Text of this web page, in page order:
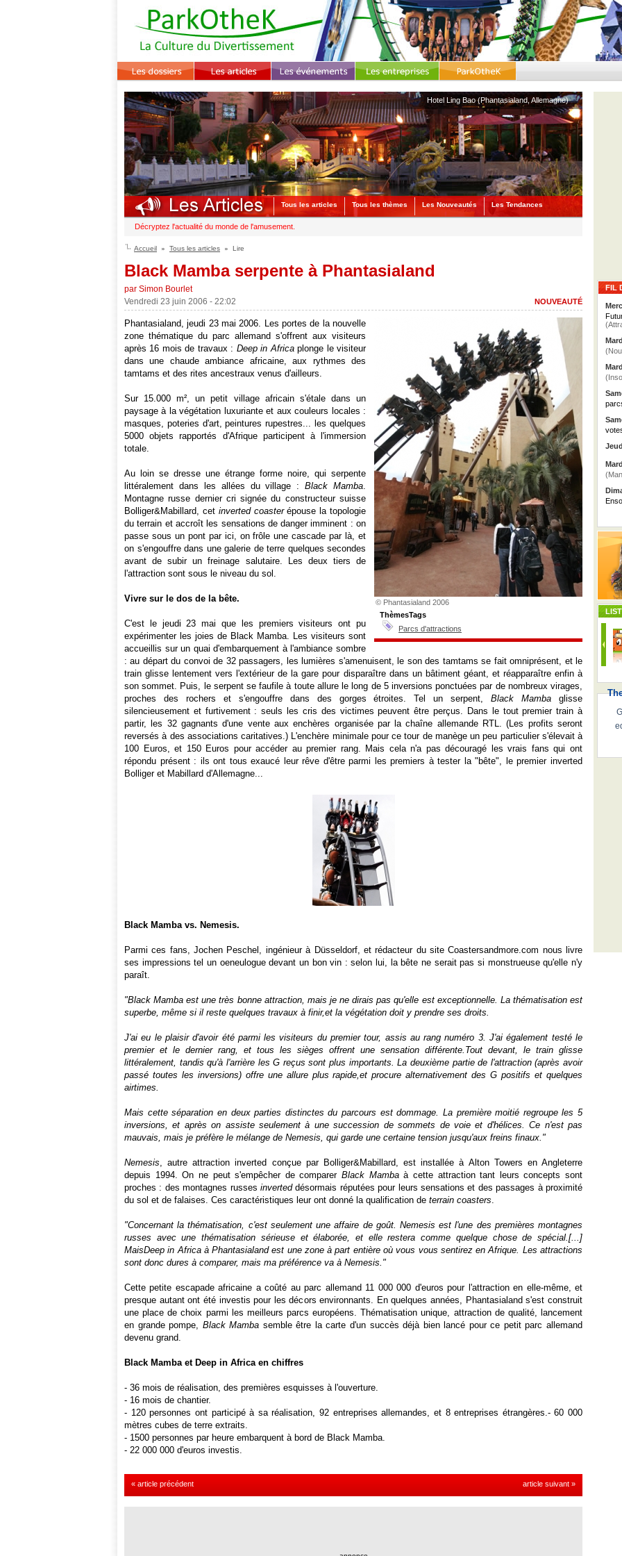
Hotel Ling Bao (Phantasialand, Allemagne)
Tous les articles Tous les thèmes Les Nouveautés Les Tendances
Décryptez l'actualité du monde de l'amusement.
Accueil Tous les articles Lire
Black Mamba serpente à Phantasialand
par Simon Bourlet
NOUVEAUTÉ
Vendredi 23 juin 2006 - 22:02
© Phantasialand 2006
ThèmesTags
Parcs d'attractions
Phantasialand, jeudi 23 mai 2006. Les portes de la nouvelle
zone thématique du parc allemand s'offrent aux visiteurs
après 16 mois de travaux : Deep in Africaplonge le visiteur
dans une chaude ambiance africaine, aux rythmes des
tamtams et des rites ancestraux venus d'ailleurs.
Sur 15.000 m², un petit village africain s'étale dans un
paysage à la végétation luxuriante et aux couleurs locales :
masques, poteries d'art, peintures rupestres... les quelques
5000 objets rapportés d'Afrique participent à l'immersion
totale.
Au loin se dresse une étrange forme noire, qui serpente
littéralement dans les allées du village :Black Mamba.
Montagne russe dernier cri signée du constructeur suisse
Bolliger&Mabillard, cet inverted coasterépouse la topologie
du terrain et accroît les sensations de danger imminent : on
passe sous un pont par ici, on frôle une cascade par là, et
on s'engouffre dans une galerie de terre quelques secondes
avant de subir un freinage salutaire. Les deux tiers de
l'attraction sont sous le niveau du sol.
Vivre sur le dos de la bête.
C'est le jeudi 23 mai que les premiers visiteurs ont pu
expérimenter les joies de Black Mamba. Les visiteurs sont
accueillis sur un quai d'embarquement à l'ambiance sombre
:au départ du convoi de 32 passagers, les lumières s'amenuisent, le son des tamtams se fait omniprésent, et le
train glisse lentement vers l'extérieur de la gare pour disparaître dans un bâtiment géant, et réapparaître enfin à
son sommet. Puis, le serpent se faufile à toute allure le long de 5 inversions ponctuées par de nombreux virages,
proches des rochers et s'engouffre dans des gorges étroites. Tel un serpent,Black Mamba glisse
silencieusement et furtivement : seuls les cris des victimes peuvent être perçus. Dans le tout premier train à
partir, les 32 gagnants d'une vente aux enchères organisée par la chaîne allemande RTL. (Les profits seront
reversés à des associations caritatives.) L'enchère minimale pour ce tour de manège un peu particulier s'élevait à
100 Euros, et 150 Euros pour accéder au premier rang. Mais cela n'a pas découragé les vrais fans qui ont
répondu présent : ils ont tous exaucé leur rêve d'être parmi les premiers à tester la "bête", le premier inverted
Bolliger et Mabillard d'Allemagne...
Black Mamba vs. Nemesis.
Parmi ces fans, Jochen Peschel, ingénieur à Düsseldorf, et rédacteur du site Coastersandmore.com nous livre
ses impressions tel un oeneulogue devant un bon vin : selon lui, la bête ne serait pas si monstrueuse qu'elle n'y
paraît.
"Black Mamba est une très bonne attraction, mais je ne dirais pas qu'elle est exceptionnelle. La thématisation est
superbe, même si il reste quelques travaux à finir,et la végétation doit y prendre ses droits.
J'ai eu le plaisir d'avoir été parmi les visiteurs du premier tour, assis au rang numéro 3. J'ai également testé le
premier et le dernier rang, et tous les sièges offrent une sensation différente.Tout devant, le train glisse
littéralement, tandis qu'à l'arrière les G reçus sont plus importants. La deuxième partie de l'attraction (après avoir
passé toutes les inversions) offre une allure plus rapide,et procure alternativement des G positifs et quelques
airtimes.
Mais cette séparation en deux parties distinctes du parcours est dommage. La première moitié regroupe les 5
inversions, et après on assiste seulement à une succession de sommets de voie et d'hélices. Ce n'est pas
mauvais, mais je préfère le mélange de Nemesis, qui garde une certaine tension jusqu'aux freins finaux."
Nemesis, autre attraction inverted conçue par Bolliger&Mabillard, est installée à Alton Towers en Angleterre
depuis 1994. On ne peut s'empêcher de comparer Black Mambaà cette attraction tant leurs concepts sont
proches : des montagnes russes inverteddésormais réputées pour leurs sensations et des passages à proximité
du sol et de falaises. Ces caractéristiques leur ont donné la qualification de terrain coasters.
"Concernant la thématisation, c'est seulement une affaire de goût. Nemesis est l'une des premières montagnes
russes avec une thématisation sérieuse et élaborée, et elle restera comme quelque chose de spécial.[...]
MaisDeep in Africa à Phantasialand est une zone à part entière où vous vous sentirez en Afrique. Les attractions
sont donc dures à comparer, mais ma préférence va à Nemesis."
Cette petite escapade africaine a coûté au parc allemand 11 000 000 d'euros pour l'attraction en elle-même, et
presque autant ont été investis pour les décors environnants. En quelques années, Phantasialand s'est construit
une place de choix parmi les meilleurs parcs européens. Thématisation unique, attraction de qualité, lancement
en grande pompe, Black Mamba semble être la carte d'un succès déjà bien lancé pour ce petit parc allemand
devenu grand.
Black Mamba et Deep in Africa en chiffres
- 36 mois de réalisation, des premières esquisses à l'ouverture.
- 16 mois de chantier.
- 120 personnes ont participé à sa réalisation, 92 entreprises allemandes, et 8 entreprises étrangères.- 60 000
mètres cubes de terre extraits.
- 1500 personnes par heure embarquent à bord de Black Mamba.
- 22 000 000 d'euros investis.
« article précédent article suivant »
FIL